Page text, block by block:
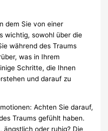
dem Sie von einer
wichtig, sowohl über die
während des Traums
was in Ihrem
Schritte, die Ihnen
und darauf zu
Achten Sie darauf,
Traums gefühlt haben.
ängstlich oder ruhig? Die